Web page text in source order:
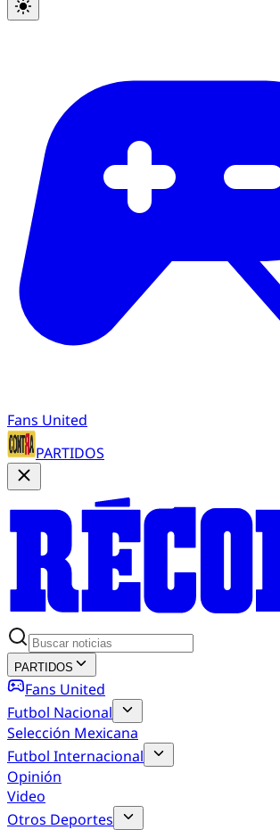
Fans United
PARTIDOS
PARTIDOS
Fans United
Futbol Nacional
Selección Mexicana
Futbol Internacional
Opinión
Video
Otros Deportes